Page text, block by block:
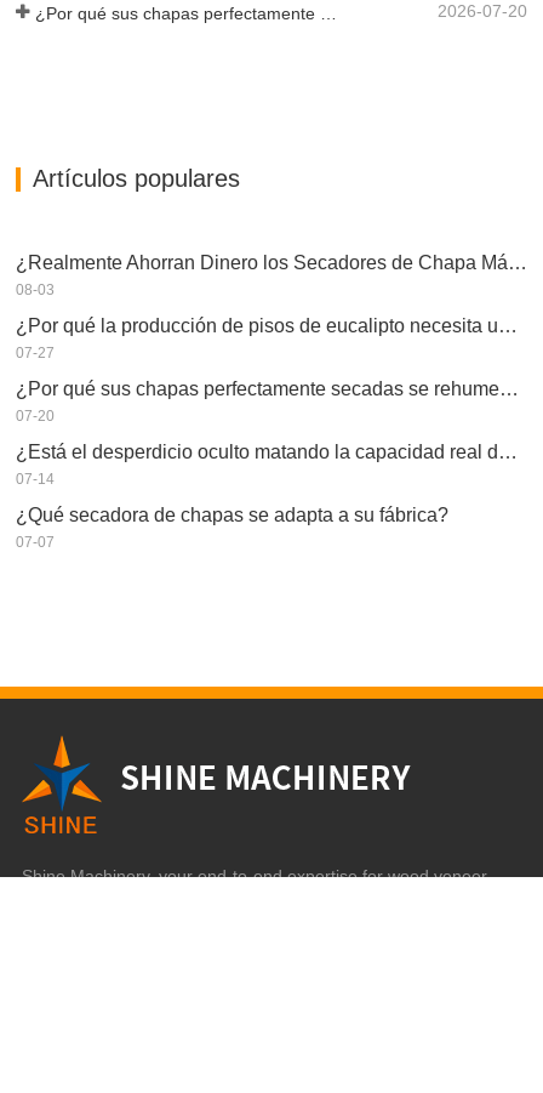
2026-07-20
Artículos populares
¿Realmente Ahorran Dinero los Secadores de Chapa Más Grandes?
08-03
¿Por qué la producción de pisos de eucalipto necesita un secador de chapas?
07-27
¿Por qué sus chapas perfectamente secadas se rehumedecen?
07-20
¿Está el desperdicio oculto matando la capacidad real de su secador de chapas?
07-14
¿Qué secadora de chapas se adapta a su fábrica?
07-07
Shine Machinery, your end-to-end expertise for wood veneer